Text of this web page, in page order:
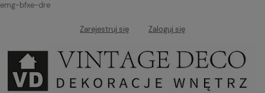
emg-bfxe-dre
Zarejestruj się Zaloguj się